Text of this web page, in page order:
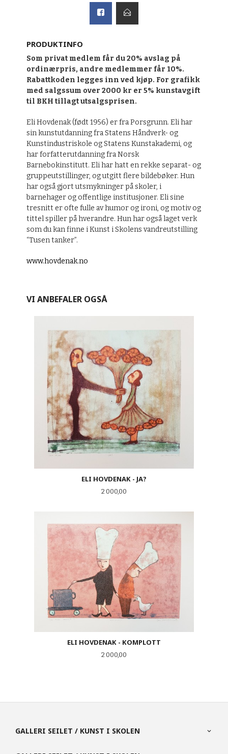
PRODUKTINFO
Som privat medlem får du 20% avslag på
ordinærpris, andre medlemmer får 10%.
Rabattkoden legges inn ved kjøp. For grafikk
med salgssum over 2000 kr er 5% kunstavgift
til BKH tillagt utsalgsprisen.
Eli Hovdenak (født 1956) er fra Porsgrunn. Eli har
sin kunstutdanning fra Statens Håndverk- og
Kunstindustriskole og Statens Kunstakademi, og
har forfatterutdanning fra Norsk
Barnebokinstitutt. Eli har hatt en rekke separat- og
gruppeutstillinger, og utgitt flere bildebøker. Hun
har også gjort utsmykninger på skoler, i
barnehager og offentlige institusjoner. Eli sine
tresnitt er ofte fulle av humor og ironi, og motiv og
tittel spiller på hverandre. Hun har også laget verk
som du kan finne i Kunst i Skolens vandreutstilling
“Tusen tanker”.
www.hovdenak.no
VI ANBEFALER OGSÅ
ELI HOVDENAK - JA?
Pris
2 000,00
ELI HOVDENAK - KOMPLOTT
Pris
2 000,00
GALLERI SEILET / KUNST I SKOLEN